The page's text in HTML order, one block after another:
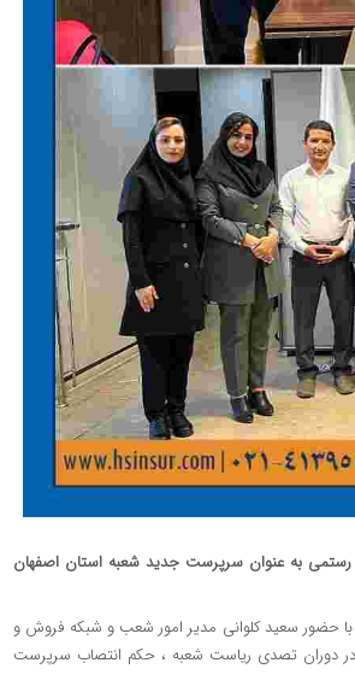
به عنوان سرپرست جدید شعبه استان اصفهان
حضور سعید کلوانی مدیر امور شعب و شبکه فروش و
در دوران تصدی ریاست شعبه ، حکم انتصاب سرپرست